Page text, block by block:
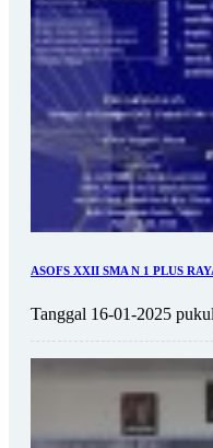
ASOFS XXII SMA N 1 PLUS
Tanggal 16-01-2025